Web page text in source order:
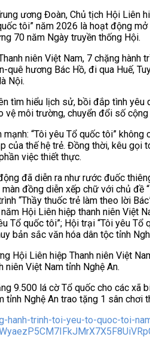
ương Đoàn, Chủ tịch Hội Liên
tôi” năm 2026 là hoạt động
70 năm Ngày truyền thống Hội.
niên Việt Nam, 7 chặng
hương Bác Hồ, đi qua Huế,
Nội.
tìm hiểu lịch sử, bồi đắp tình
vệ môi trường, chuyển đổi số
“Tôi yêu Tổ quốc tôi”
của thế hệ trẻ. Đồng thời, kêu
việc thiết thực.
đã diễn ra như rước đuốc
đồng diễn xếp chữ với chủ đề
“Thầy thuốc trẻ làm theo lời
Hội Liên hiệp thanh niên Việt
Tổ quốc tôi”; Hội trại “Tôi yêu
bản sắc văn hóa dân tộc tỉnh
Hội Liên hiệp Thanh niên Việt
niên Việt Nam tỉnh Nghệ An.
9.500 lá cờ Tổ quốc cho các xã
tỉnh Nghệ An trao tặng 1 sân chơi
hanh-trinh-toi-yeu-to-quoc-toi-